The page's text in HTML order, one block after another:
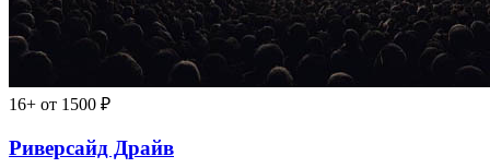
16+ от 1500 ₽
Риверсайд Драйв